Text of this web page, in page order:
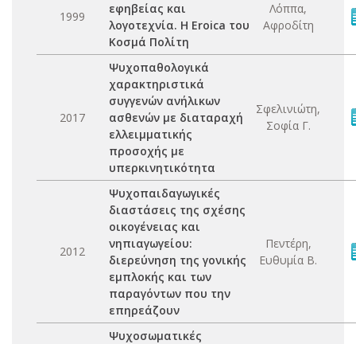
1999
εφηβείας και
λογοτεχνία. Η Eroica του
Κοσμά Πολίτη
Λόππα,
Αφροδίτη
2017
Ψυχοπαθολογικά
χαρακτηριστικά
συγγενών ανήλικων
ασθενών με διαταραχή
ελλειμματικής
προσοχής με
υπερκινητικότητα
Σφελινιώτη,
Σοφία Γ.
2012
Ψυχοπαιδαγωγικές
διαστάσεις της σχέσης
οικογένειας και
νηπιαγωγείου:
διερεύνηση της γονικής
εμπλοκής και των
παραγόντων που την
επηρεάζουν
Πεντέρη,
Ευθυμία Β.
Ψυχοσωματικές